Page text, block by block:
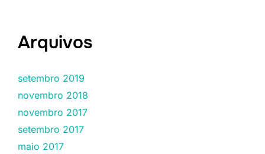
Arquivos
setembro 2019
novembro 2018
novembro 2017
setembro 2017
maio 2017